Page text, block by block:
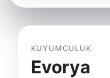
KUYUMCULUK
Evorya